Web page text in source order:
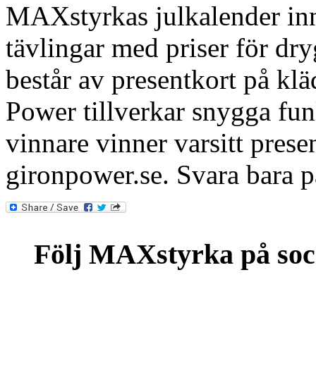
MAXstyrkas julkalender
tävlingar med priser för
består av presentkort på
Power tillverkar snygga
vinnare vinner varsitt
gironpower.se. Svara
Följ MAXstyrka på